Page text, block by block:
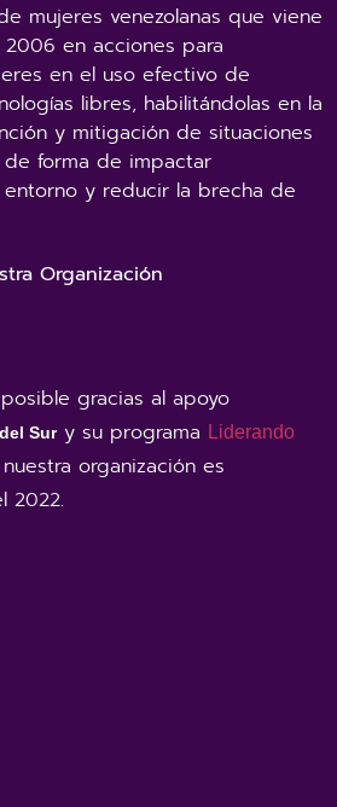
mujeres venezolanas que viene
en acciones para
en el uso efectivo de
libres, habilitándolas en la
y mitigación de situaciones
de forma de impactar
y reducir la brecha de
Organización
gracias al apoyo
Sur y su programa Liderando
organización es
2022.